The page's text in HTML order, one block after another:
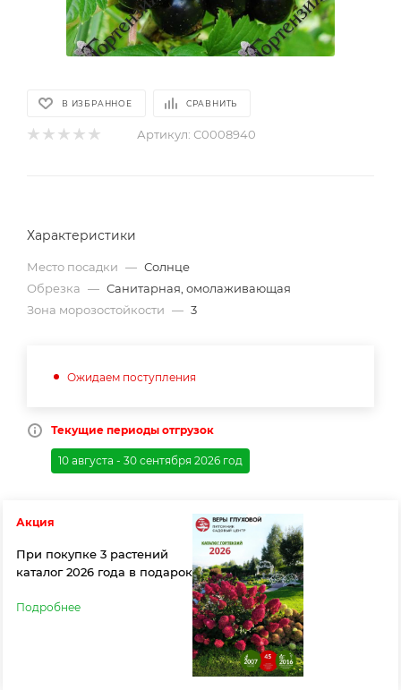
В ИЗБРАННОЕ СРАВНИТЬ
Артикул: С0008940
Характеристики
Место посадки — Солнце
Обрезка — Санитарная, омолаживающая
Зона морозостойкости — 3
Ожидаем поступления
Текущие периоды отгрузок
10 августа - 30 сентября 2026 год
Акция
При покупке 3 растений
каталог 2026 года в подарок
Подробнее